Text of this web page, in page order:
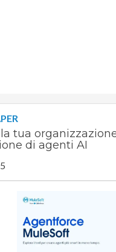
tua
di agenti AI